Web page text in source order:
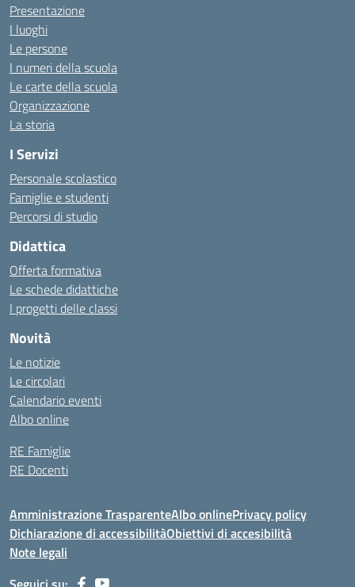
Presentazione
I luoghi
Le persone
I numeri della scuola
Le carte della scuola
Organizzazione
La storia
I Servizi
Personale scolastico
Famiglie e studenti
Percorsi di studio
Didattica
Offerta formativa
Le schede didattiche
I progetti delle classi
Novità
Le notizie
Le circolari
Calendario eventi
Albo online
RE Famiglie
RE Docenti
Amministrazione TrasparenteAlbo onlinePrivacy policy
Dichiarazione di accessibilitàObiettivi di accesibilità
Note legali